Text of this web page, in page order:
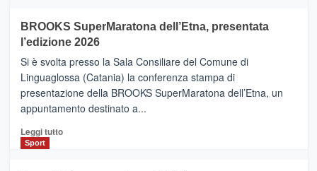
con
la
Al
via
i
collegamenti
BROOKS SuperMaratona dell’Etna, presentata
l’edizione 2026
Si è svolta presso la Sala Consiliare del Comune di
Linguaglossa (Catania) la conferenza stampa di
presentazione della BROOKS SuperMaratona dell’Etna, un
appuntamento destinato a...
Leggi tuttoLeggi
Sport